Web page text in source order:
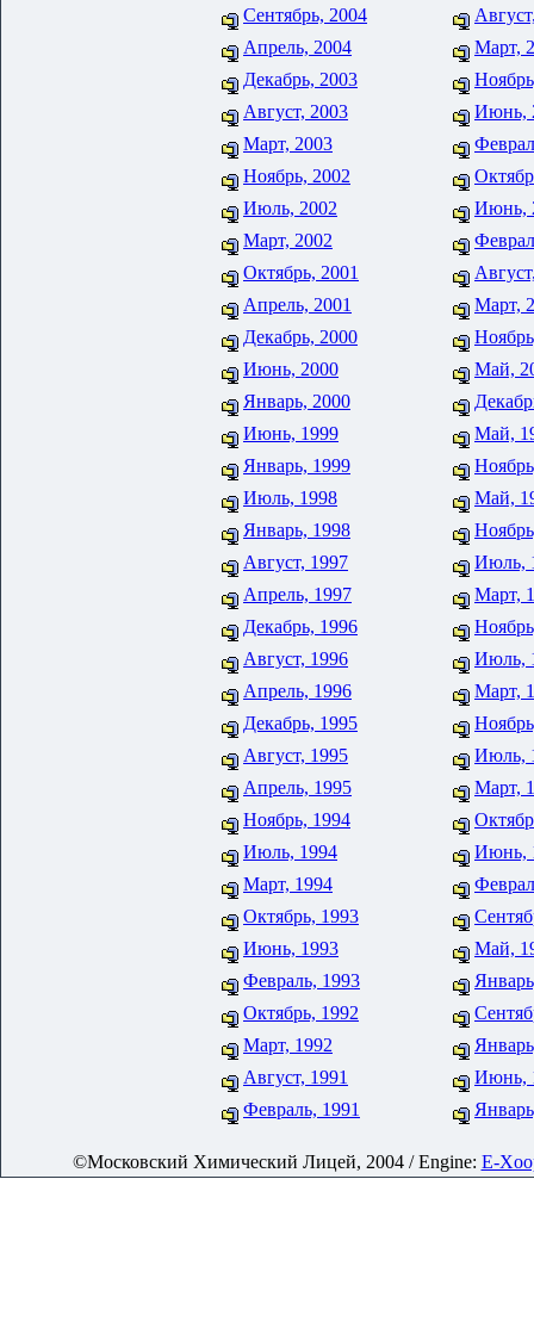
Сентябрь, 2004
Апрель, 2004
Март,
Декабрь, 2003
Август, 2003
Июнь,
Март, 2003
Ноябрь, 2002
Июль, 2002
Июнь,
Март, 2002
Октябрь, 2001
Апрель, 2001
Март,
Декабрь, 2000
Июнь, 2000
Май,
Январь, 2000
Июнь, 1999
Май,
Январь, 1999
Июль, 1998
Май,
Январь, 1998
Август, 1997
Июль,
Апрель, 1997
Март,
Декабрь, 1996
Август, 1996
Июль,
Апрель, 1996
Март,
Декабрь, 1995
Август, 1995
Июль,
Апрель, 1995
Март,
Ноябрь, 1994
Июль, 1994
Июнь,
Март, 1994
Октябрь, 1993
Июнь, 1993
Май,
Февраль, 1993
Октябрь, 1992
Март, 1992
Август, 1991
Июнь,
Февраль, 1991
©Московский Химический Лицей, 2004 / Engine: E-